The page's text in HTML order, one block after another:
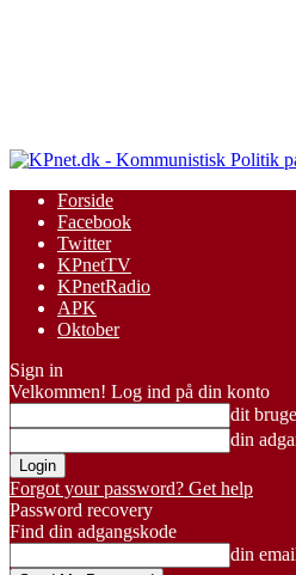
Forside
Facebook
Twitter
KPnetTV
KPnetRadio
APK
Oktober
Sign in
Velkommen! Log ind på din konto
dit
din
Forgot your password? Get help
Password recovery
Find din adgangskode
din